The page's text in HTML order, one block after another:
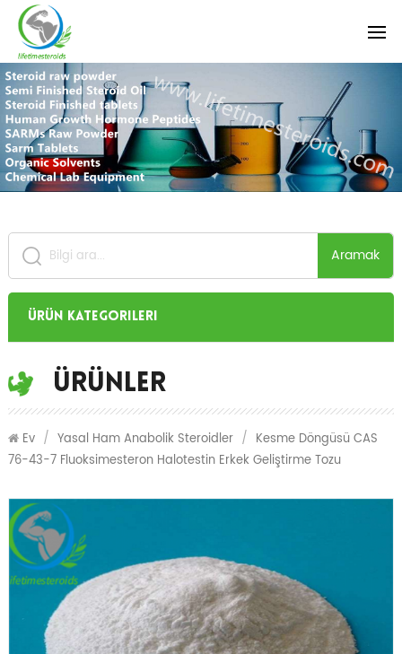
Aramak
Ürün Kategorileri
Ürünler
Ev / Yasal Ham Anabolik Steroidler / Kesme Döngüsü CAS
76-43-7 Fluoksimesteron Halotestin Erkek Geliştirme Tozu